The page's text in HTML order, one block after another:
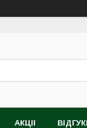
АКЦІІ